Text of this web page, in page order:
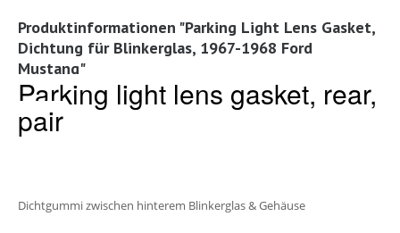
Produktinformationen "Parking Light Lens Gasket,
Dichtung für Blinkerglas, 1967-1968 Ford
Mustang"
Parking light lens gasket, rear,
pair
Dichtgummi zwischen hinterem Blinkerglas & Gehäuse